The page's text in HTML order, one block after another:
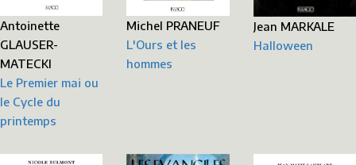
Antoinette
GLAUSER-
MATECKI
Le Premier mai ou
le Cycle du
printemps
Michel PRANEUF
L'Ours et les
hommes
Jean MARKALE
Halloween